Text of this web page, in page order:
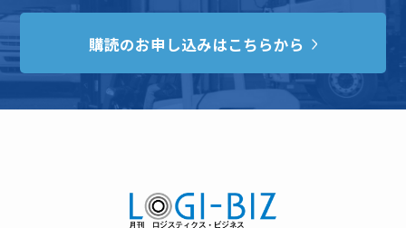
購読のお申し込みはこちらから